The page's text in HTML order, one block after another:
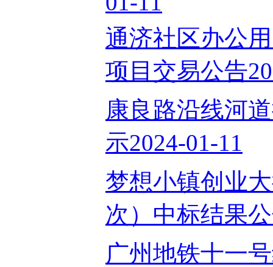
通济社区办公
项目交易公告
康良路沿线河
示2024-01-11
梦想小镇创业
次）中标结果
广州地铁十一